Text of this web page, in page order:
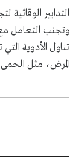
التدابير الوقائية
وتجنب التعامل مع
تناول الأدوية التي
المرض، مثل الحمى